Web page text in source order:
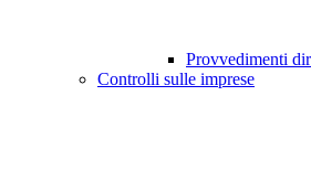
Provvedimenti
Controlli sulle imprese